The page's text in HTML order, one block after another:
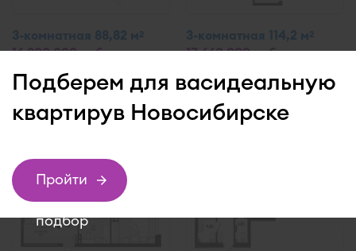
3-комнатная 88,82 м2
16 800 000 руб.
Новый Кедровый
3-комнатная 114,2 м2
17 660 000 руб.
Подберем для васидеальную
квартирув Новосибирске
Пройти
подбор